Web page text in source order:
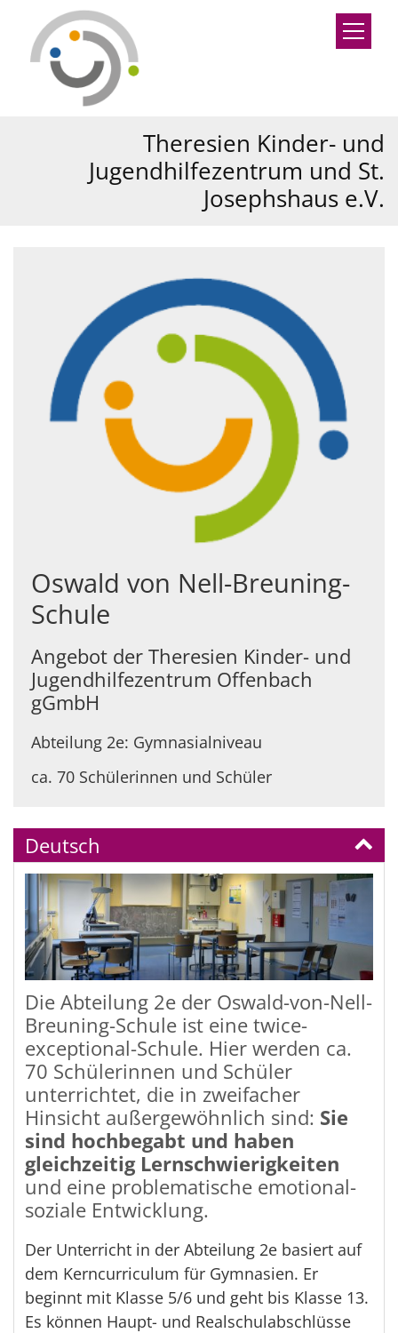
Zum Inhalt springen
Theresien Kinder- und
Jugendhilfezentrum und St.
Josephshaus e.V.
Oswald von Nell-Breuning-
Schule
Angebot der Theresien Kinder- und
Jugendhilfezentrum Offenbach
gGmbH
Abteilung 2e: Gymnasialniveau
ca. 70 Schülerinnen und Schüler
Deutsch
Die Abteilung 2e der Oswald-von-Nell-
Breuning-Schule ist eine twice-
exceptional-Schule. Hier werden ca.
70 Schülerinnen und Schüler
unterrichtet, die in zweifacher
Hinsicht außergewöhnlich sind: Sie
sind hochbegabt und haben
gleichzeitig Lernschwierigkeiten
und eine problematische emotional-
soziale Entwicklung.
Der Unterricht in der Abteilung 2e basiert auf
dem Kerncurriculum für Gymnasien. Er
beginnt mit Klasse 5/6 und geht bis Klasse 13.
Es können Haupt- und Realschulabschlüsse